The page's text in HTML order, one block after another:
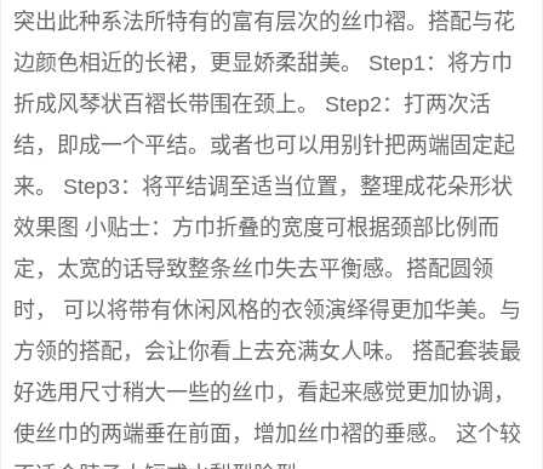
突出此种系法所特有的富有层次的丝巾褶。搭配与花
边颜色相近的长裙，更显娇柔甜美。 Step1：将方巾
折成风琴状百褶长带围在颈上。 Step2：打两次活
结，即成一个平结。或者也可以用别针把两端固定起
来。 Step3：将平结调至适当位置，整理成花朵形状
效果图 小贴士：方巾折叠的宽度可根据颈部比例而
定，太宽的话导致整条丝巾失去平衡感。搭配圆领
时， 可以将带有休闲风格的衣领演绎得更加华美。与
方领的搭配，会让你看上去充满女人味。 搭配套装最
好选用尺寸稍大一些的丝巾，看起来感觉更加协调，
使丝巾的两端垂在前面，增加丝巾褶的垂感。 这个较